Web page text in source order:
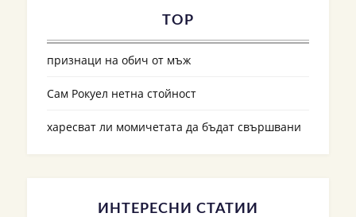
TOP
признаци на обич от мъж
Сам Рокуел нетна стойност
харесват ли момичетата да бъдат свършвани
ИНТЕРЕСНИ СТАТИИ